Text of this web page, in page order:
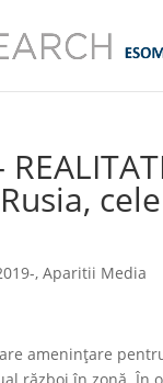
,Aparitii Media
amenințare